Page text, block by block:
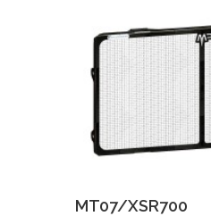
Agregar
MT07/XSR700